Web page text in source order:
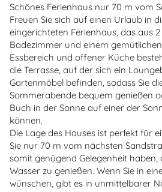
Schönes Ferienhaus nur 70 m vom
Freuen Sie sich auf einen Urlaub in
eingerichteten Ferienhaus, das aus
Badezimmer und einem
Essbereich und offener Küche
die Terrasse, auf der sich ein
Gartenmöbel befinden, sodass Sie
Sommerabende bequem genießen
Buch in der Sonne auf einer der
können.
Die Lage des Hauses ist perfekt für
Sie nur 70 m vom nächsten
somit genügend Gelegenheit haben,
Wasser zu genießen. Wenn Sie in
wünschen, gibt es in unmittelbarer